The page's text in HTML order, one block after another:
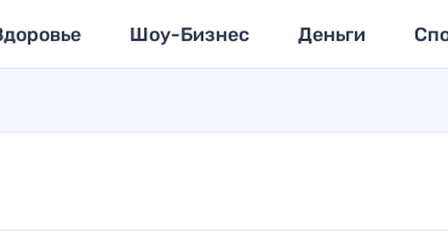
Шоу-Бизнес Деньги